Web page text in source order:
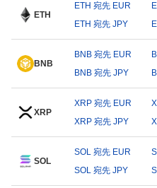
ETH
ETH 宛先 EUR
ETH 宛先 JPY
BNB
BNB 宛先 EUR
BNB 宛先 JPY
XRP
XRP 宛先 EUR
XRP 宛先 JPY
SOL
SOL 宛先 EUR
SOL 宛先 JPY